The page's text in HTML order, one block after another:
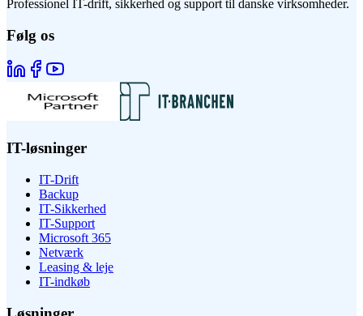
Professionel IT-drift, sikkerhed og support til danske virksomheder.
Følg os
IT-løsninger
IT-Drift
Backup
IT-Sikkerhed
IT-Support
Microsoft 365
Netværk
Leasing & leje
IT-indkøb